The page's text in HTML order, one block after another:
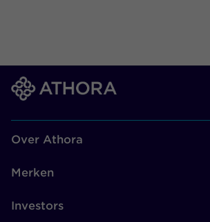
Over Athora
Merken
Investors